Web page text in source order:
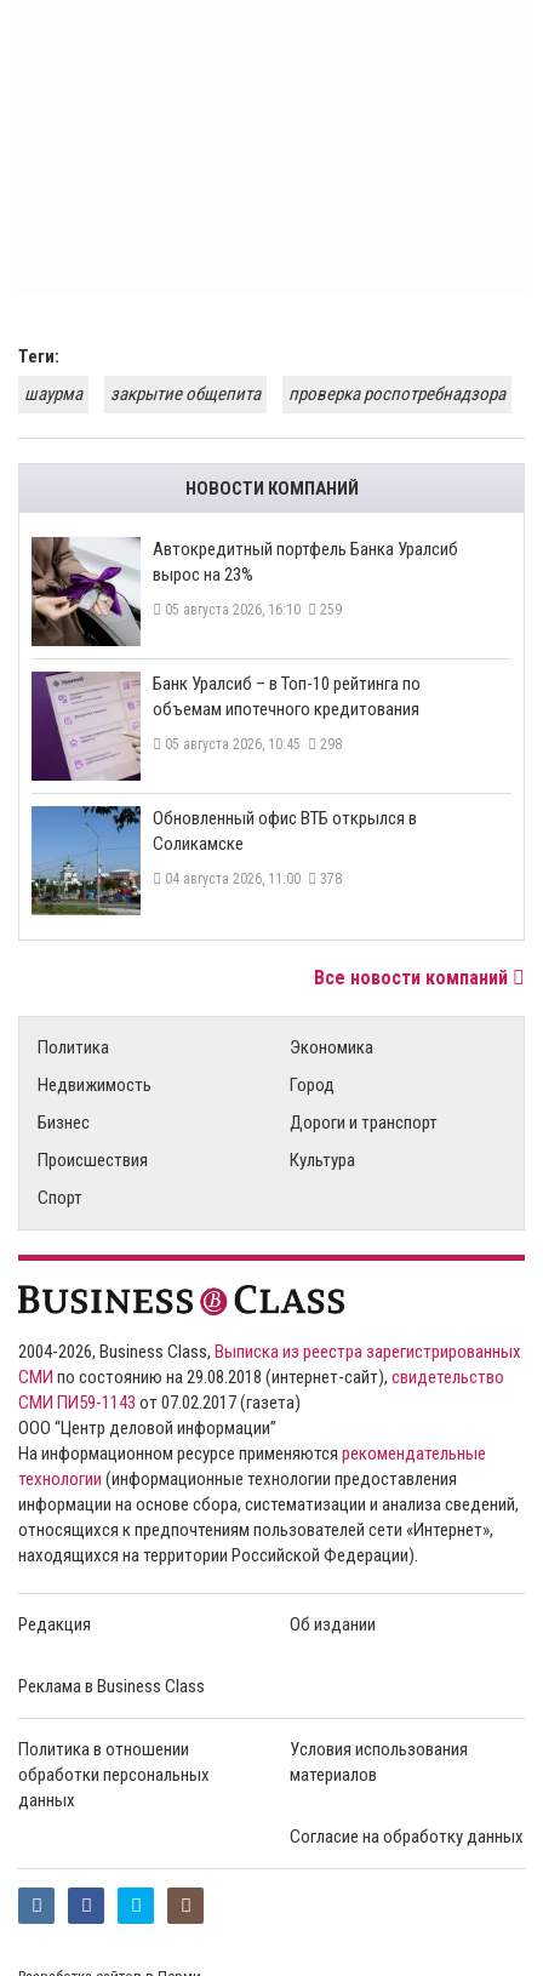
Теги:
шаурма
закрытие общепита проверка роспотребнадзора
НОВОСТИ КОМПАНИЙ
​Автокредитный портфель Банка Уралсиб
вырос на 23%
05 августа 2026, 16:10 259
​Банк Уралсиб – в Топ-10 рейтинга по
объемам ипотечного кредитования
05 августа 2026, 10:45 298
​Обновленный офис ВТБ открылся в
Соликамске
04 августа 2026, 11:00 378
Все новости компаний
Политика
Экономика
Недвижимость
Город
Бизнес
Дороги и транспорт
Происшествия
Культура
Спорт
2004-2026, Business Class, Выписка из реестра зарегистрированных
СМИ по состоянию на 29.08.2018 (интернет-сайт), свидетельство
СМИ ПИ59-1143 от 07.02.2017 (газета)
ООО “Центр деловой информации”
На информационном ресурсе применяются рекомендательные
технологии (информационные технологии предоставления
информации на основе сбора, систематизации и анализа сведений,
относящихся к предпочтениям пользователей сети «Интернет»,
находящихся на территории Российской Федерации).
Редакция Об издании
Реклама в Business Class
Политика в отношении
обработки персональных
данных
Условия использования
материалов
Согласие на обработку данных